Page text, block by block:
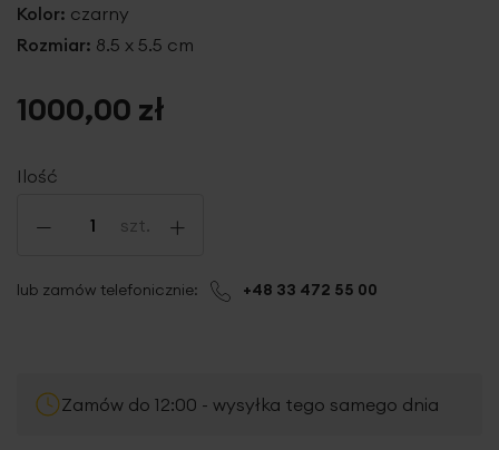
Kolor: czarny
Rozmiar: 8.5 x 5.5 cm
Ilość
- szt. +
1000,00 zł
lub zamów telefonicznie: +48 33 472 55 00
Zamów do 12:00 - wysyłka tego samego dnia